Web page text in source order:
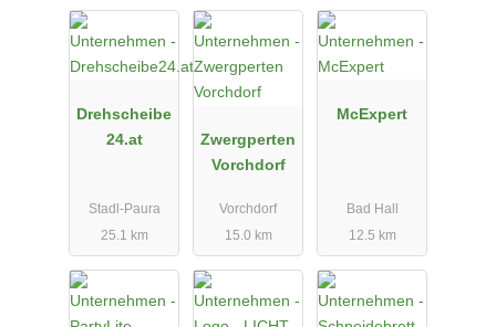
Drehscheibe
24.at
Stadl-Paura
25.1 km
Zwergperten
Vorchdorf
Vorchdorf
15.0 km
McExpert
Bad Hall
12.5 km